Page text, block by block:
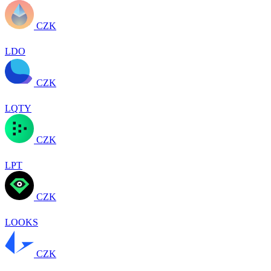
CZK
LDO
CZK
LQTY
CZK
LPT
CZK
LOOKS
CZK